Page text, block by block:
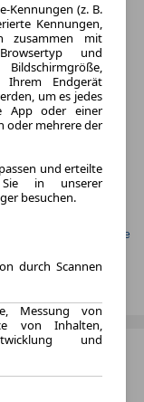
(184 PS)
auf LeasingMarkt.de
Kennungen (z. B.
Kennungen,
zusammen mit
und
Ihrem Endgerät
um es jedes
App oder einer
oder mehrere der
und erteilte
Sie in unserer
besuchen.
durch Scannen
Messung von
von Inhalten,
und